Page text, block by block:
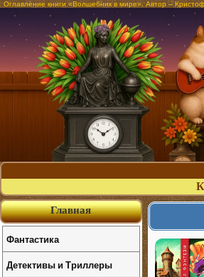
Оглавление книги «Волшебник в мире». Автор –
Главная
Фантастика
Детективы и Триллеры